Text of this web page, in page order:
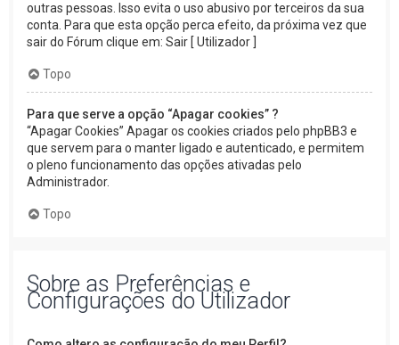
outras pessoas. Isso evita o uso abusivo por terceiros da sua
conta. Para que esta opção perca efeito, da próxima vez que
sair do Fórum clique em: Sair [ Utilizador ]
Topo
Para que serve a opção “Apagar cookies” ?
“Apagar Cookies” Apagar os cookies criados pelo phpBB3 e
que servem para o manter ligado e autenticado, e permitem
o pleno funcionamento das opções ativadas pelo
Administrador.
Topo
Sobre as Preferências e
Configurações do Utilizador